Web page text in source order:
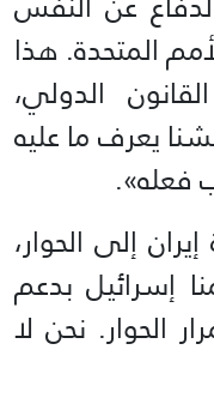
الأمم المتحدة. هذا
الدولي،
يعرف ما عليه
فعله».
إلى الحوار،
إسرائيل بدعم
الحوار. نحن لا